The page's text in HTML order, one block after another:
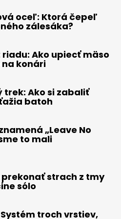
oceľ: Ktorá čepeľ
zálesáka?
Ako upiecť mäso
konári
trek: Ako si zabaliť
batoh
„Leave No
to mali
prekonať strach z tmy
sólo
troch vrstiev,